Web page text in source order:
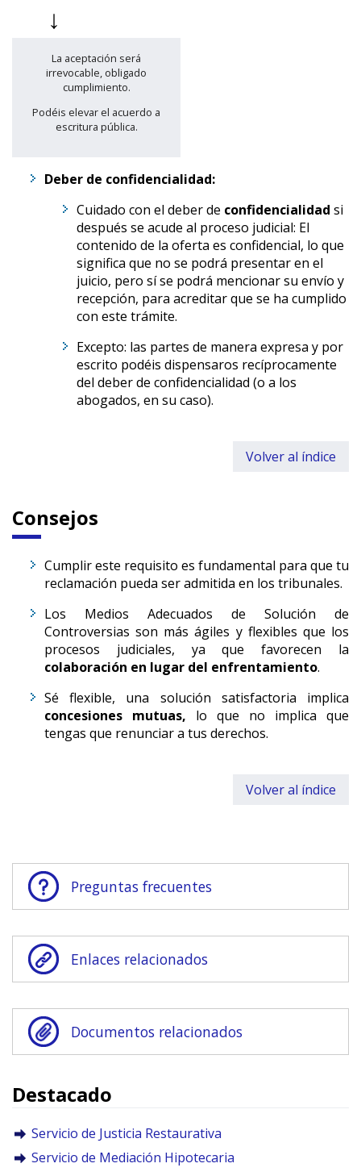
↓
La aceptación será
irrevocable, obligado
cumplimiento.
Podéis elevar el acuerdo a
escritura pública.
Deber de confidencialidad:
Cuidado con el deber de confidencialidad si
después se acude al proceso judicial: El
contenido de la oferta es confidencial, lo que
significa que no se podrá presentar en el
juicio, pero sí se podrá mencionar su envío y
recepción, para acreditar que se ha cumplido
con este trámite.
Excepto: las partes de manera expresa y por
escrito podéis dispensaros recíprocamente
del deber de confidencialidad (o a los
abogados, en su caso).
Volver al índice
Consejos
Cumplir este requisito es fundamental para que tu
reclamación pueda ser admitida en los tribunales.
Los Medios Adecuados de Solución de
Controversias son más ágiles y flexibles que los
procesos judiciales, ya que favorecen la
colaboración en lugar del enfrentamiento.
Sé flexible, una solución satisfactoria implica
concesiones mutuas, lo que no implica que
tengas que renunciar a tus derechos.
Volver al índice
Preguntas frecuentes
Enlaces relacionados
Documentos relacionados
Destacado
Servicio de Justicia Restaurativa
Servicio de Mediación Hipotecaria